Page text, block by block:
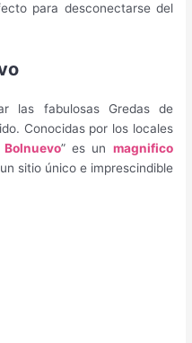
para desconectarse del
las fabulosas Gredas de
Conocidas por los locales
” es un magnifico
sitio único e imprescindible